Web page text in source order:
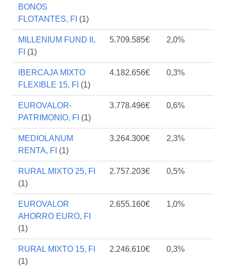
BONOS
FLOTANTES, FI (1)
MILLENIUM FUND II,
FI (1)
5.709.585€ 2,0%
IBERCAJA MIXTO
FLEXIBLE 15, FI (1)
4.182.656€ 0,3%
EUROVALOR-
PATRIMONIO, FI (1)
3.778.496€ 0,6%
MEDIOLANUM
RENTA, FI (1)
3.264.300€ 2,3%
RURAL MIXTO 25, FI
(1)
2.757.203€ 0,5%
EUROVALOR
AHORRO EURO, FI
(1)
2.655.160€ 1,0%
RURAL MIXTO 15, FI
(1)
2.246.610€ 0,3%